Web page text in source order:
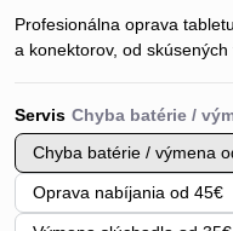
Profesionálna oprava
a konektorov, od skúsených
Servis
Chyba batérie / výmena
Oprava nabíjania od 45€